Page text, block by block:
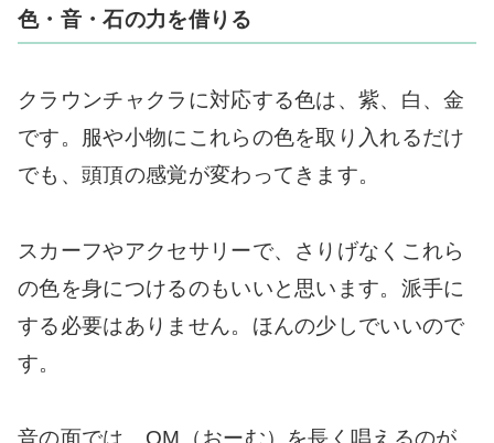
色・音・石の力を借りる
クラウンチャクラに対応する色は、紫、白、金
です。服や小物にこれらの色を取り入れるだけ
でも、頭頂の感覚が変わってきます。
スカーフやアクセサリーで、さりげなくこれら
の色を身につけるのもいいと思います。派手に
する必要はありません。ほんの少しでいいので
す。
音の面では、OM（おーむ）を長く唱えるのが